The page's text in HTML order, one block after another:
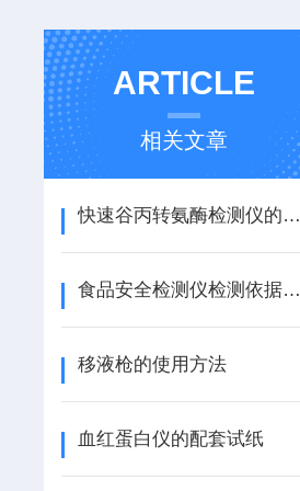
ARTICLE
相关文章
快速谷丙转氨酶检测仪的相关知识
食品安全检测仪检测依据标准
移液枪的使用方法
血红蛋白仪的配套试纸